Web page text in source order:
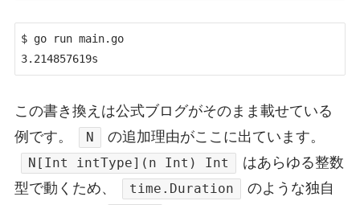
$ go run main.go
3.214857619s
この書き換えは公式ブログがそのまま載せている
例です。
N の追加理由がここに出ています。
N[Int intType](n Int) Int
はあらゆる整数
型で動くため、
time.Duration
のような独自